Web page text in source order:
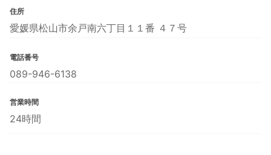
住所
愛媛県松山市余戸南六丁目１１番 ４７号
電話番号
089-946-6138
営業時間
24時間